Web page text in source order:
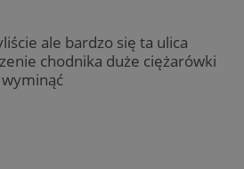
ale bardzo się ta ulica
chodnika duże ciężarówki
wyminąć